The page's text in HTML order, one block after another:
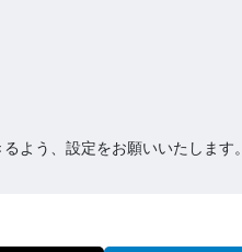
よう、設定をお願いいたします。